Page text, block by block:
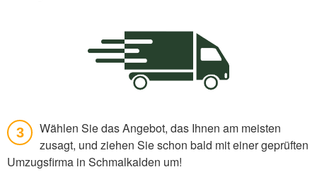
3
Wählen Sie das Angebot, das Ihnen am meisten
zusagt, und ziehen Sie schon bald mit einer geprüften
Umzugsfirma in Schmalkalden um!